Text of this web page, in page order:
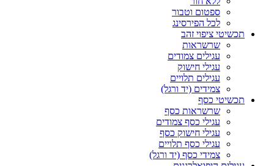
ספטום וטבור
לכל הפירסינג
תכשיטי ציפוי זהב
שרשראות
עגילים צמודים
עגילי חישוק
עגילים תלויים
צמידים (יד ורגל)
תכשיטי כסף
שרשראות כסף
עגילי כסף צמודים
עגילי חישוק כסף
עגילי כסף תלויים
צמידי כסף (יד ורגל)